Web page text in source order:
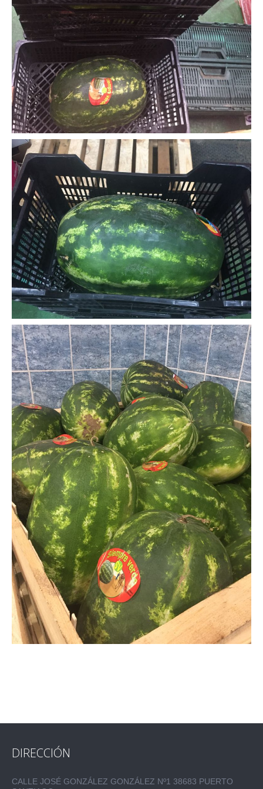
DIRECCIÓN
CALLE JOSÉ GONZÁLEZ GONZÁLEZ Nº1 38683 PUERTO